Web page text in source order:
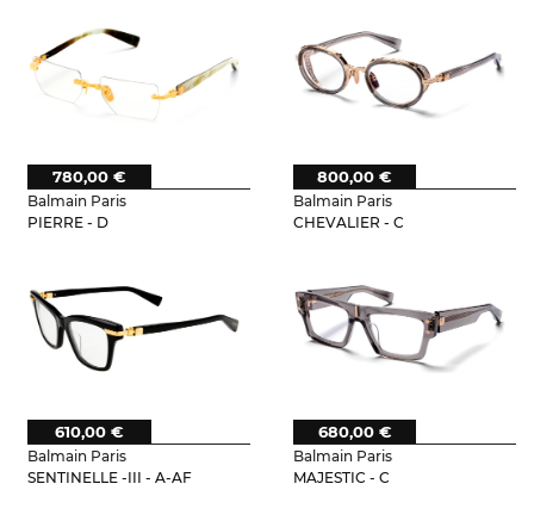
Balmain Paris
PIERRE - D
780,00 €
Balmain Paris
CHEVALIER - C
800,00 €
Balmain Paris
SENTINELLE -III - A-AF
610,00 €
Balmain Paris
MAJESTIC - C
680,00 €